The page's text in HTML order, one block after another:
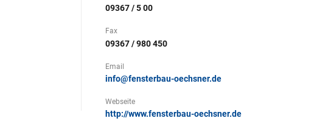
09367 / 5 00
Fax
09367 / 980 450
Email
info@fensterbau-oechsner.de
Webseite
http://www.fensterbau-oechsner.de